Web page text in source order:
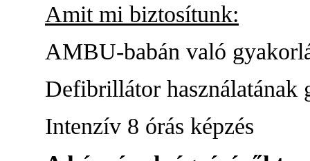
Amit mi biztosítunk:
AMBU-babán való
Defibrillátor használatának
Intenzív 8 órás képzés